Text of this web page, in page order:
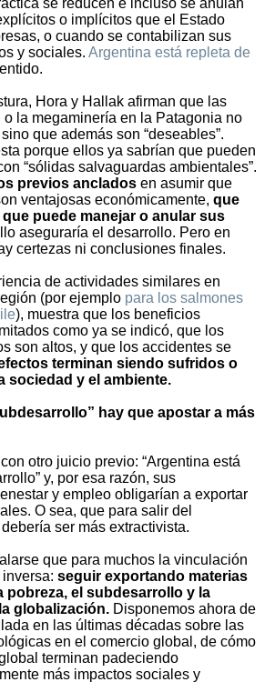
se reducen e incluso se anulan
o implícitos que el Estado
o cuando se contabilizan sus
y sociales. Argentina está repleta de
Hora y Hallak afirman que las
la megaminería en la Patagonia no
que además son “deseables”.
porque ellos ya sabrían que pueden
“sólidas salvaguardas ambientales”.
previos anclados en asumir que
ventajosas económicamente, que
puede manejar o anular sus
aseguraría el desarrollo. Pero en
certezas ni conclusiones finales.
de actividades similares en
(por ejemplo para los salmones
), muestra que los beneficios
como ya se indicó, que los
son altos, y que los accidentes se
terminan siendo sufridos o
sociedad y el ambiente.
hay que apostar a más
otro juicio previo: “Argentina está
y, por esa razón, sus
y empleo obligarían a exportar
O sea, que para salir del
ser más extractivista.
que para muchos la vinculación
seguir exportando materias
pobreza, el subdesarrollo y la
globalización. Disponemos ahora de
en las últimas décadas sobre las
en el comercio global, de cómo
terminan padeciendo
más impactos sociales y